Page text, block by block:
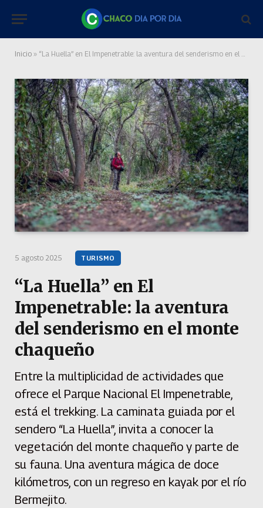
Inicio » “La Huella” en El Impenetrable: la aventura del senderismo en el monte chaqueño
5 agosto 2025 TURISMO
“La Huella” en El
Impenetrable: la aventura
del senderismo en el monte
chaqueño
Entre la multiplicidad de actividades que
ofrece el Parque Nacional El Impenetrable,
está el trekking. La caminata guiada por el
sendero “La Huella”, invita a conocer la
vegetación del monte chaqueño y parte de
su fauna. Una aventura mágica de doce
kilómetros, con un regreso en kayak por el río
Bermejito.